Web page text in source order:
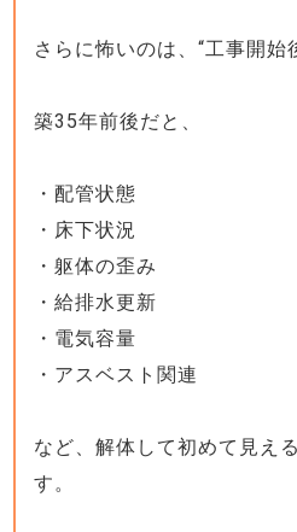
さらに怖いのは、“工事開始
築35年前後だと、
・配管状態
・床下状況
・躯体の歪み
・給排水更新
・電気容量
・アスベスト関連
など、解体して初めて見え
す。